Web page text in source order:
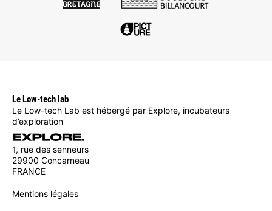
Le Low-tech lab
Le Low-tech Lab est hébergé par Explore, incubateurs
d’exploration
1, rue des senneurs
29900 Concarneau
FRANCE
Mentions légales